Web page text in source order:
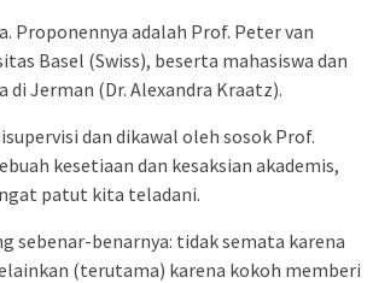
Proponennya adalah Prof. Peter van
Basel (Swiss), beserta mahasiswa dan
di Jerman (Dr. Alexandra Kraatz).
dan dikawal oleh sosok Prof.
kesetiaan dan kesaksian akademis,
patut kita teladani.
sebenar-benarnya: tidak semata karena
(terutama) karena kokoh memberi